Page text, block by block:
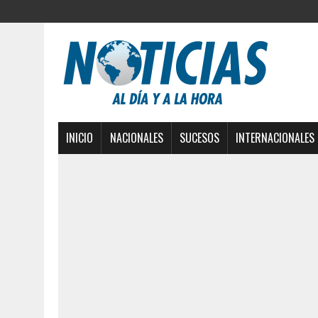
INICIO NACIONALES SUCESOS INTERNACIONALES